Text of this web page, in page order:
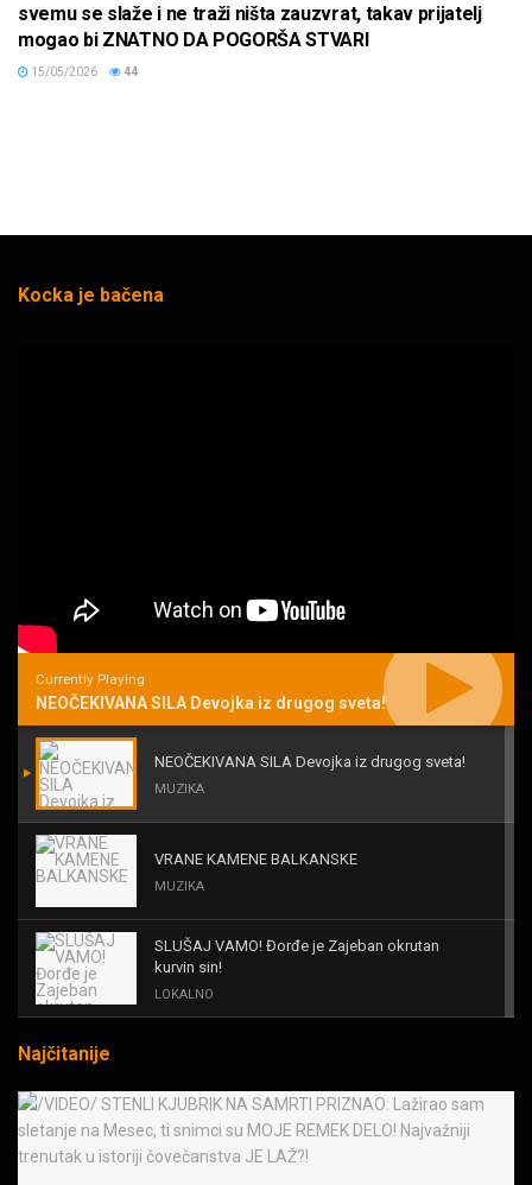
svemu se slaže i ne traži ništa zauzvrat, takav prijatelj
mogao bi ZNATNO DA POGORŠA STVARI
15/05/2026 44
Kocka je bačena
Currently Playing
NEOČEKIVANA SILA Devojka iz drugog sveta!
NEOČEKIVANA SILA Devojka iz drugog sveta!
MUZIKA
VRANE KAMENE BALKANSKE
MUZIKA
SLUŠAJ VAMO! Đorđe je Zajeban okrutan
kurvin sin!
LOKALNO
Black Sabbath for all us?!
Najčitanije